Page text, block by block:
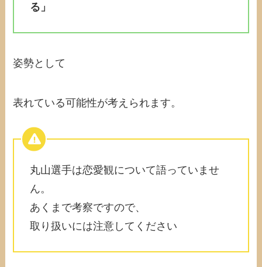
る」
姿勢として
表れている可能性が考えられます。
丸山選手は恋愛観について語っていませ
ん。
あくまで考察ですので、
取り扱いには注意してください